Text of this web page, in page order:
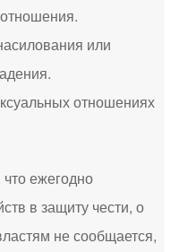
или
отношениях
ежегодно
в защиту чести, о
не сообщается,